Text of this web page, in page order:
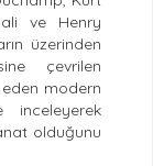
ve Henry
üzerinden
çevrilen
modern
inceleyerek
olduğunu